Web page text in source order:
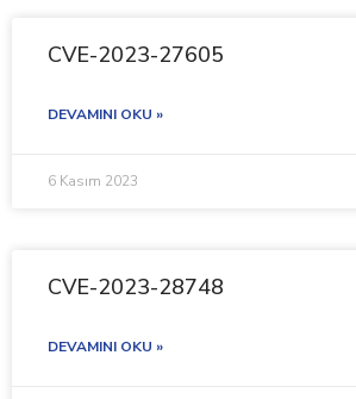
CVE-2023-27605
DEVAMINI OKU »
6 Kasım 2023
CVE-2023-28748
DEVAMINI OKU »